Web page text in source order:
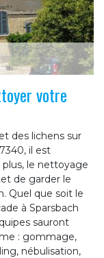
votre
des lichens sur
il est
le nettoyage
de garder le
Quel que soit le
à Sparsbach
sauront
: gommage,
nébulisation,